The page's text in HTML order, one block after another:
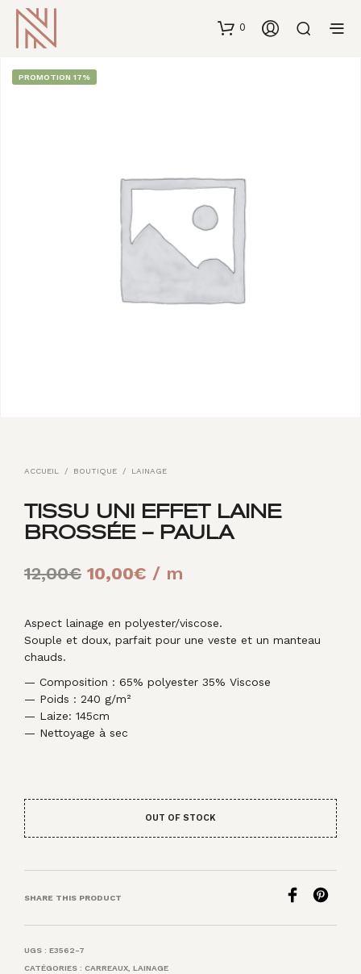
0
PROMOTION 17%
ACCUEIL / BOUTIQUE / LAINAGE
TISSU UNI EFFET LAINE
BROSSÉE – PAULA
12,00€ Le
initial
était :
12,00€.
10,00€ Le
actuel
est :
10,00€.
/ m
Aspect lainage en polyester/viscose.
Souple et doux, parfait pour une veste et un manteau
chauds.
— Composition : 65% polyester 35% Viscose
— Poids : 240 g/m²
— Laize: 145cm
— Nettoyage à sec
OUT OF STOCK
SHARE THIS PRODUCT
UGS : E3562-7
CATÉGORIES : CARREAUX LAINAGE